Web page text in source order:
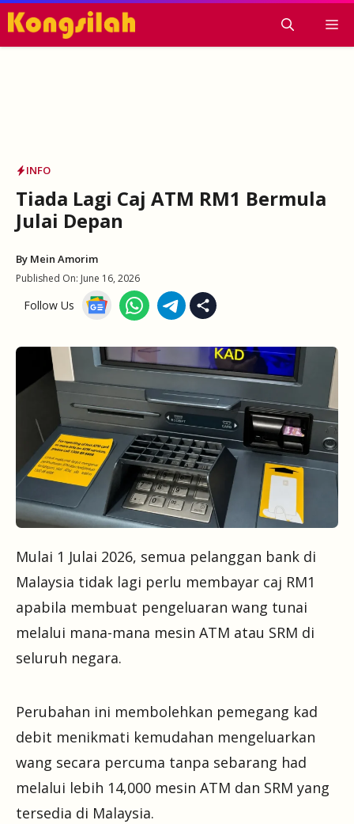
Skip
INFO
Tiada Lagi Caj ATM RM1 Bermula
Julai Depan
By Mein Amorim
Published On: June 16, 2026
Follow Us
Mulai 1 Julai 2026, semua pelanggan bank di
Malaysia tidak lagi perlu membayar caj RM1
apabila membuat pengeluaran wang tunai
melalui mana-mana mesin ATM atau SRM di
seluruh negara.
Perubahan ini membolehkan pemegang kad
debit menikmati kemudahan mengeluarkan
wang secara percuma tanpa sebarang had
melalui lebih 14,000 mesin ATM dan SRM yang
tersedia di Malaysia.